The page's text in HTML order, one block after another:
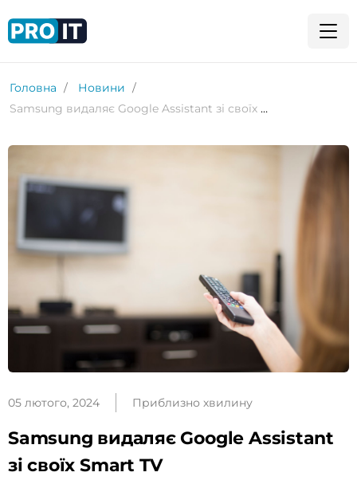
Головна
Новини
Samsung видаляє Google Assistant зі своїх Smart TV
05 лютого, 2024 Приблизно хвилину
Samsung видаляє Google Assistant
зі своїх Smart TV